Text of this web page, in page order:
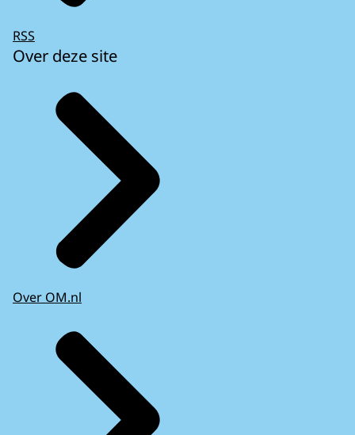
RSS
Over deze site
Over OM.nl